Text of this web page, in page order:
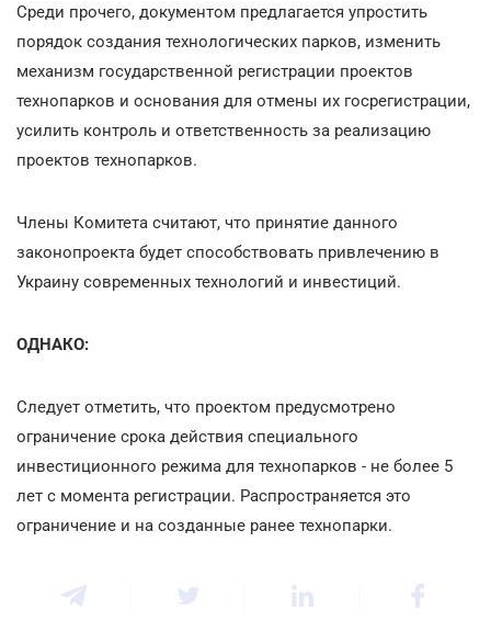
Среди прочего, документом предлагается упростить
порядок создания технологических парков, изменить
механизм государственной регистрации проектов
технопарков и основания для отмены их госрегистрации,
усилить контроль и ответственность за реализацию
проектов технопарков.
Члены Комитета считают, что принятие данного
законопроекта будет способствовать привлечению в
Украину современных технологий и инвестиций.
ОДНАКО:
Следует отметить, что проектом предусмотрено
ограничение срока действия специального
инвестиционного режима для технопарков - не более 5
лет с момента регистрации. Распространяется это
ограничение и на созданные ранее технопарки.